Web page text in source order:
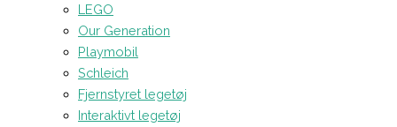
LEGO
Our Generation
Playmobil
Schleich
Fjernstyret legetøj
Interaktivt legetøj